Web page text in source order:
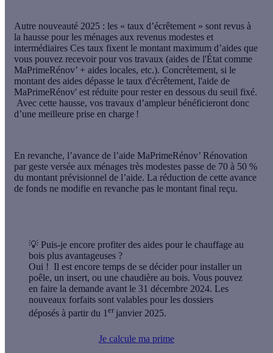
Autre nouveauté 2025 : les « taux d’écrêtement » sont revus à
la hausse pour les ménages aux revenus modestes et
intermédiaires Ces taux fixent le montant maximum d’aides que
vous pouvez recevoir pour vos travaux (aides de l'État comme
MaPrimeRénov’ + aides locales, etc.). Concrètement, si le
montant des aides dépasse le taux d'écrêtement, l'aide de
MaPrimeRénov' est réduite pour rester en dessous du seuil fixé.
Avec cette hausse, vos travaux d’ampleur bénéficieront donc
d’une meilleure prise en charge !
En revanche, l’avance de l’aide MaPrimeRénov’ Rénovation
par geste versée aux ménages très modestes passe de 70 à 50 %
du montant prévisionnel de l’aide. La réduction de cette avance
de fonds ne modifie en revanche pas le montant final reçu.
💡 Puis-je encore profiter des aides pour le chauffage au
bois plus avantageuses ?
Oui ! Il est encore temps de se décider pour installer un
poêle, un insert, ou une chaudière au bois. Vous pouvez
en faire la demande avant le 31 décembre 2024. Les
nouveaux forfaits sont valables pour les dossiers
déposés à partir du 1 er janvier 2025.
Je calcule ma prime